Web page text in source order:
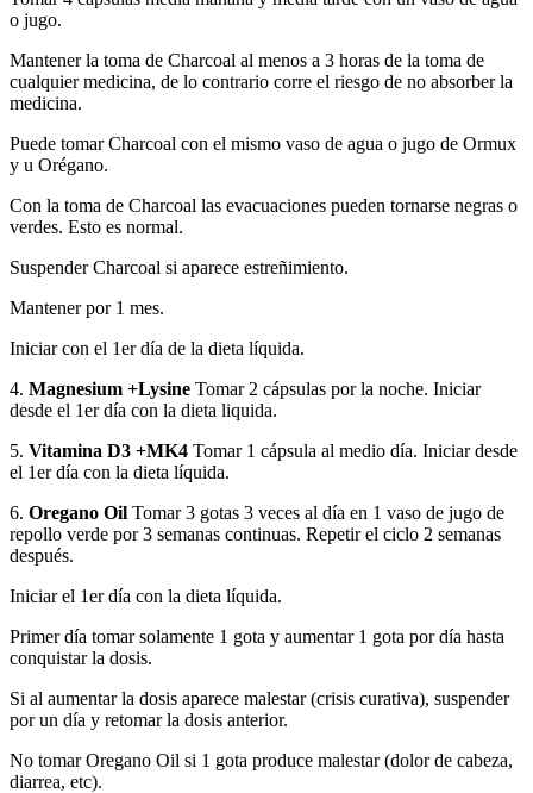
o jugo.
Mantener la toma de Charcoal al menos a 3 horas de la toma de
cualquier medicina, de lo contrario corre el riesgo de no absorber la
medicina.
Puede tomar Charcoal con el mismo vaso de agua o jugo de Ormux
y u Orégano.
Con la toma de Charcoal las evacuaciones pueden tornarse negras o
verdes. Esto es normal.
Suspender Charcoal si aparece estreñimiento.
Mantener por 1 mes.
Iniciar con el 1er día de la dieta líquida.
4. Magnesium +Lysine Tomar 2 cápsulas por la noche. Iniciar
desde el 1er día con la dieta liquida.
5. Vitamina D3 +MK4 Tomar 1 cápsula al medio día. Iniciar desde
el 1er día con la dieta líquida.
6. Oregano Oil Tomar 3 gotas 3 veces al día en 1 vaso de jugo de
repollo verde por 3 semanas continuas. Repetir el ciclo 2 semanas
después.
Iniciar el 1er día con la dieta líquida.
Primer día tomar solamente 1 gota y aumentar 1 gota por día hasta
conquistar la dosis.
Si al aumentar la dosis aparece malestar (crisis curativa), suspender
por un día y retomar la dosis anterior.
No tomar Oregano Oil si 1 gota produce malestar (dolor de cabeza,
diarrea, etc).